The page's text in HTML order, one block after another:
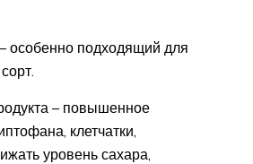
особенно подходящий для
– повышенное
клетчатки,
уровень сахара,